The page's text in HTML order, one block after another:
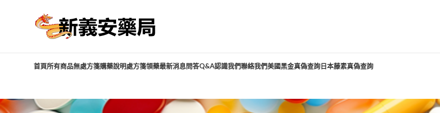
首頁所有商品無處方箋購藥說明處方箋領藥最新消息問答Q&A認識我們聯絡我們美國黑金真偽查詢日本藤素真偽查詢